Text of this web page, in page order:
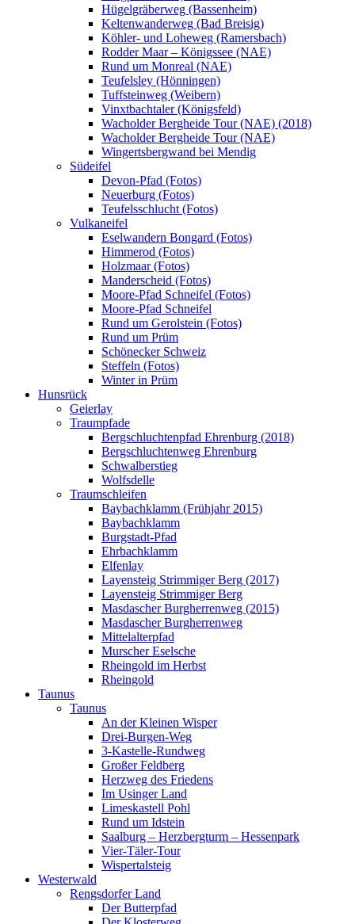
Hügelgräberweg (Bassenheim)
Keltenwanderweg (Bad Breisig)
Köhler- und Loheweg (Ramersbach)
Rodder Maar – Königssee (NAE)
Rund um Monreal (NAE)
Teufelsley (Hönningen)
Tuffsteinweg (Weibern)
Vinxtbachtaler (Königsfeld)
Wacholder Bergheide Tour (NAE) (2018)
Wacholder Bergheide Tour (NAE)
Wingertsbergwand bei Mendig
Südeifel
Devon-Pfad (Fotos)
Neuerburg (Fotos)
Teufelsschlucht (Fotos)
Vulkaneifel
Eselwandern Bongard (Fotos)
Himmerod (Fotos)
Holzmaar (Fotos)
Manderscheid (Fotos)
Moore-Pfad Schneifel (Fotos)
Moore-Pfad Schneifel
Rund um Gerolstein (Fotos)
Rund um Prüm
Schönecker Schweiz
Steffeln (Fotos)
Winter in Prüm
Hunsrück
Geierlay
Traumpfade
Bergschluchtenpfad Ehrenburg (2018)
Bergschluchtenweg Ehrenburg
Schwalberstieg
Wolfsdelle
Traumschleifen
Baybachklamm (Frühjahr 2015)
Baybachklamm
Burgstadt-Pfad
Ehrbachklamm
Elfenlay
Layensteig Strimmiger Berg (2017)
Layensteig Strimmiger Berg
Masdascher Burgherrenweg (2015)
Masdascher Burgherrenweg
Mittelalterpfad
Murscher Eselsche
Rheingold im Herbst
Rheingold
Taunus
Taunus
An der Kleinen Wisper
Drei-Burgen-Weg
3-Kastelle-Rundweg
Großer Feldberg
Herzweg des Friedens
Im Usinger Land
Limeskastell Pohl
Rund um Idstein
Saalburg – Herzbergturm – Hessenpark
Vier-Täler-Tour
Wispertalsteig
Westerwald
Rengsdorfer Land
Der Butterpfad